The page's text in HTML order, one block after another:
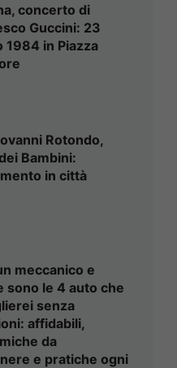
concerto di
Guccini: 23
1984 in Piazza
Rotondo,
Bambini:
in città
meccanico e
sono le 4 auto che
senza
affidabili,
da
e pratiche ogni